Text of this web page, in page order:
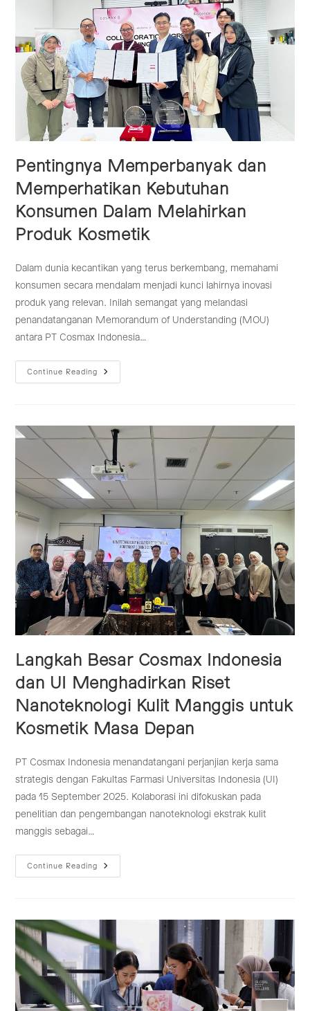
Terkini
Pentingnya Memperbanyak dan
Memperhatikan Kebutuhan
Konsumen Dalam Melahirkan
Produk Kosmetik
Dalam dunia kecantikan yang terus berkembang, memahami
konsumen secara mendalam menjadi kunci lahirnya inovasi
produk yang relevan. Inilah semangat yang melandasi
penandatanganan Memorandum of Understanding (MOU)
antara PT Cosmax Indonesia…
Continue Reading
Pentingnya
Memperbanyak
Dalam
Melahirkan
Produk
Kosmetik
Langkah Besar Cosmax Indonesia
dan UI Menghadirkan Riset
Nanoteknologi Kulit Manggis untuk
Kosmetik Masa Depan
PT Cosmax Indonesia menandatangani perjanjian kerja sama
strategis dengan Fakultas Farmasi Universitas Indonesia (UI)
pada 15 September 2025. Kolaborasi ini difokuskan pada
penelitian dan pengembangan nanoteknologi ekstrak kulit
manggis sebagai…
Continue Reading
Langkah
Besar
Menghadirkan
Riset
Nanoteknologi
Kulit
Manggis
Untuk
Kosmetik
Masa
Depan